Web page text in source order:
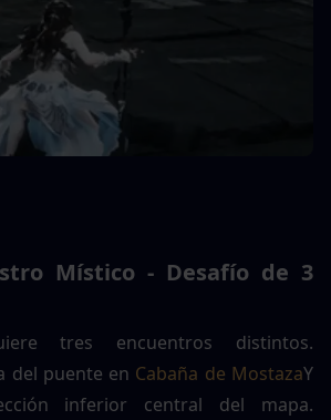
Místico - Desafío de 3
tres encuentros distintos.
del puente en Cabaña de MostazaY
inferior central del mapa.